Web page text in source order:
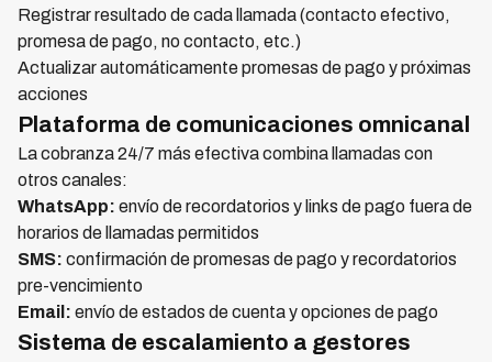
Registrar resultado de cada llamada (contacto efectivo,
promesa de pago, no contacto, etc.)
Actualizar automáticamente promesas de pago y próximas
acciones
Plataforma de comunicaciones omnicanal
La cobranza 24/7 más efectiva combina llamadas con
otros canales:
WhatsApp: envío de recordatorios y links de pago fuera de
horarios de llamadas permitidos
SMS: confirmación de promesas de pago y recordatorios
pre-vencimiento
Email: envío de estados de cuenta y opciones de pago
Sistema de escalamiento a gestores